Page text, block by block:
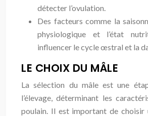
détecter l’ovulation.
Des facteurs comme la
physiologique et l’état
influencer le cycle œstral et la
LE CHOIX DU MÂLE
La sélection du mâle est une
l’élevage, déterminant les
poulain. Il est important de choisir